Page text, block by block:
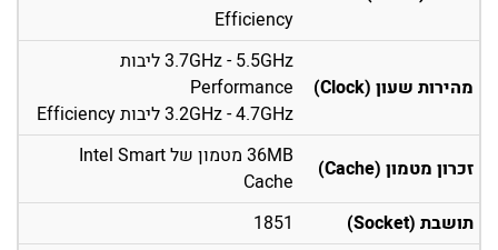
Efficiency
מהירות שעון (Clock)
3.7GHz - 5.5GHz ליבות
Performance
3.2GHz - 4.7GHz ליבות Efficiency
זכרון מטמון (Cache)
36MB מטמון של Intel Smart
Cache
תושבת (Socket)
1851